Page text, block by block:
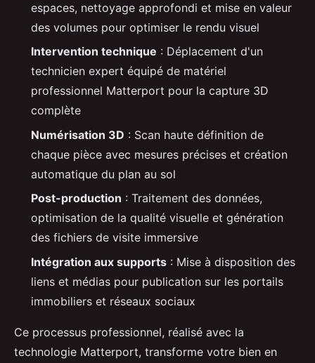
espaces, nettoyage approfondi et mise en valeur
des volumes pour optimiser le rendu visuel
Intervention technique : Déplacement d'un
technicien expert équipé de matériel
professionnel Matterport pour la capture 3D
complète
Numérisation 3D : Scan haute définition de
chaque pièce avec mesures précises et création
automatique du plan au sol
Post-production : Traitement des données,
optimisation de la qualité visuelle et génération
des fichiers de visite immersive
Intégration aux supports : Mise à disposition des
liens et médias pour publication sur les portails
immobiliers et réseaux sociaux
Ce processus professionnel, réalisé avec la
technologie Matterport, transforme votre bien en